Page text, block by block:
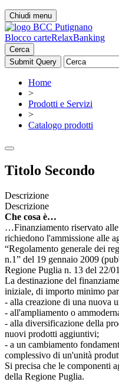
Chiudi menu
Blocco carteRelaxBanking
Cerca
Home
>
Prodotti e Servizi
>
Catalogo prodotti
Titolo Secondo
Descrizione
Descrizione
Che cosa è…
…Finanziamento riservato
richiedono l'ammissione alle
“Regolamento generale dei
n.1” del 19 gennaio 2009
Regione Puglia n. 13 del 22/
La destinazione del
iniziale, di importo minimo
- alla creazione di una nuova
- all'ampliamento o
- alla diversificazione della
nuovi prodotti aggiuntivi;
- a un cambiamento
complessivo di un'unità
Si precisa che le componenti
della Regione Puglia.